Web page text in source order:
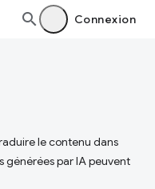
Connexion
le contenu dans
générées par IA peuvent